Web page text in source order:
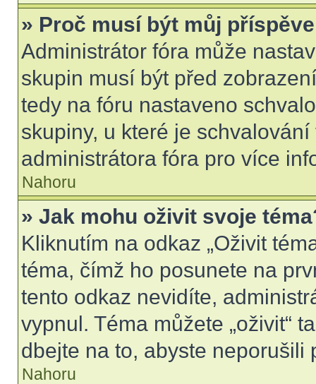
» Proč musí být můj
Administrátor fóra může
skupin musí být před
tedy na fóru nastaveno
skupiny, u které je
administrátora fóra pro více
Nahoru
» Jak mohu oživit svoje
Kliknutím na odkaz „Oživit
téma, čímž ho posunete na
tento odkaz nevidíte,
vypnul. Téma můžete „oživit“
dbejte na to, abyste neporušili
Nahoru